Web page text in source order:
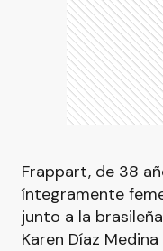
Frappart, de 38
íntegramente
junto a la
Karen Díaz